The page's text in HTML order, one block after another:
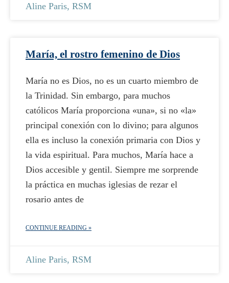
Aline Paris, RSM
María, el rostro femenino de Dios
María no es Dios, no es un cuarto miembro de
la Trinidad. Sin embargo, para muchos
católicos María proporciona «una», si no «la»
principal conexión con lo divino; para algunos
ella es incluso la conexión primaria con Dios y
la vida espiritual. Para muchos, María hace a
Dios accesible y gentil. Siempre me sorprende
la práctica en muchas iglesias de rezar el
rosario antes de
CONTINUE READING »
Aline Paris, RSM